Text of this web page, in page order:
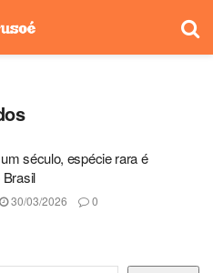
século, espécie rara é
Brasil
30/03/2026 0